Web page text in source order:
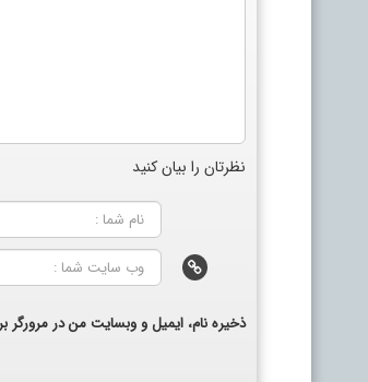
نظرتان را بیان کنید
ذخیره نام، ایمیل و وبسایت من در